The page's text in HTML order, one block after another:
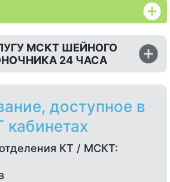
МСКТ ШЕЙНОГО
24 ЧАСА
доступное в
кабинетах
КТ / МСКТ: